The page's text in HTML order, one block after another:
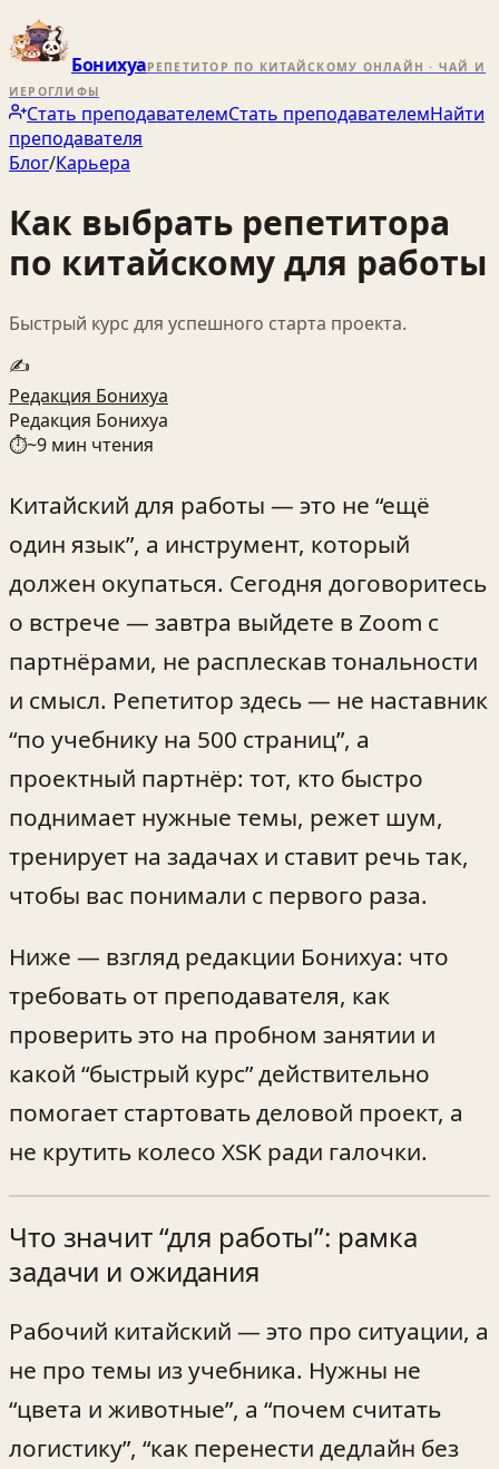
БонихуаРЕПЕТИТОР ПО КИТАЙСКОМУ ОНЛАЙН · ЧАЙ И
ИЕРОГЛИФЫ
Стать преподавателемСтать преподавателемНайти
преподавателя
Блог/Карьера
Как выбрать репетитора
по китайскому для работы
Быстрый курс для успешного старта проекта.
✍️
Редакция Бонихуа
Редакция Бонихуа
⏱~9 мин чтения
Китайский для работы — это не “ещё
один язык”, а инструмент, который
должен окупаться. Сегодня договоритесь
о встрече — завтра выйдете в Zoom с
партнёрами, не расплескав тональности
и смысл. Репетитор здесь — не наставник
“по учебнику на 500 страниц”, а
проектный партнёр: тот, кто быстро
поднимает нужные темы, режет шум,
тренирует на задачах и ставит речь так,
чтобы вас понимали с первого раза.
Ниже — взгляд редакции Бонихуа: что
требовать от преподавателя, как
проверить это на пробном занятии и
какой “быстрый курс” действительно
помогает стартовать деловой проект, а
не крутить колесо ХSK ради галочки.
Что значит “для работы”: рамка
задачи и ожидания
Рабочий китайский — это про ситуации, а
не про темы из учебника. Нужны не
“цвета и животные”, а “почем считать
логистику”, “как перенести дедлайн без